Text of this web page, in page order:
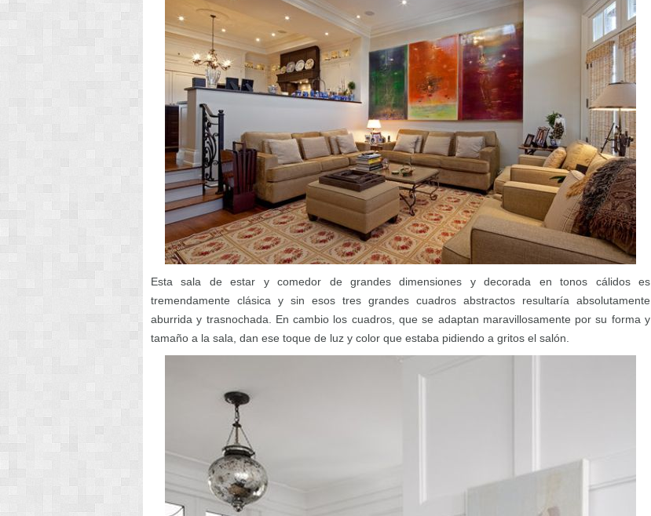
Esta sala de estar y comedor de grandes dimensiones y decorada en tonos cálidos es
tremendamente clásica y sin esos tres grandes cuadros abstractos resultaría absolutamente
aburrida y trasnochada. En cambio los cuadros, que se adaptan maravillosamente por su forma y
tamaño a la sala, dan ese toque de luz y color que estaba pidiendo a gritos el salón.